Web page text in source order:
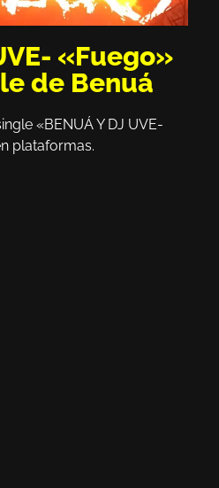
«Fuego»
de Benuá
«BENUÁ Y DJ UVE-
plataformas.